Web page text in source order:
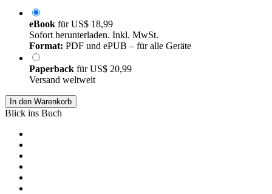
eBook fürUS$ 18,99
Sofort herunterladen. Inkl. MwSt.
Format: PDF und ePUB – für alle Geräte
Paperback fürUS$ 20,99
Versand weltweit
In den Warenkorb
Blick ins Buch